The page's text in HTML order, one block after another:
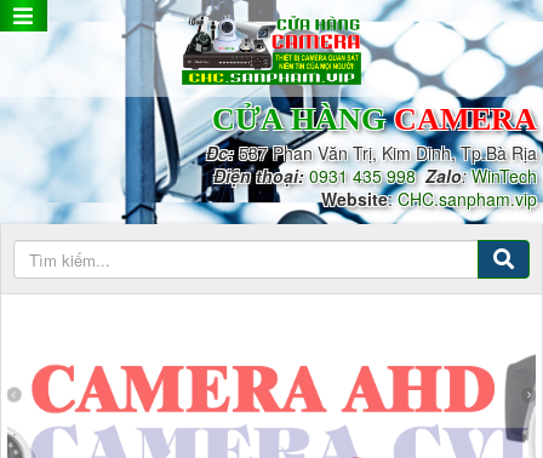
CỬA HÀNG CAMERA
Đc:537 Phan Văn Trị, Kim Dinh, Tp.Bà Rịa
Điện thoại: 0931 435 998 Zalo: WinTech
Website:CHC.sanpham.vip